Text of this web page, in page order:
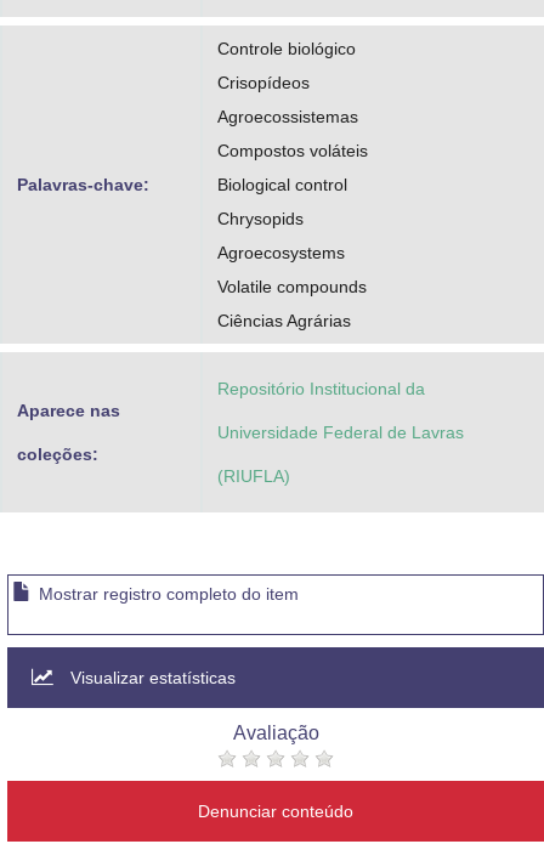
Palavras-chave:
Controle biológico
Crisopídeos
Agroecossistemas
Compostos voláteis
Biological control
Chrysopids
Agroecosystems
Volatile compounds
Ciências Agrárias
Aparece nas
coleções:
Repositório Institucional da
Universidade Federal de Lavras
(RIUFLA)
Mostrar registro completo do item
Visualizar estatísticas
Avaliação
Denunciar conteúdo